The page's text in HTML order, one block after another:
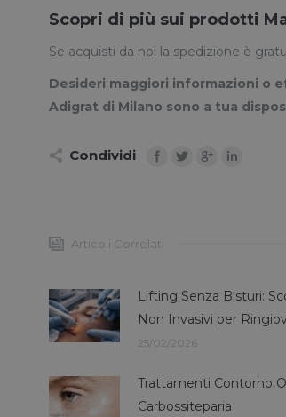
Scopri di più sui prodotti
Se acquisti da noi la spedizione è
Desideri maggiori informazioni o
Adigrat di Milano sono a tua
Condividi
Articoli Correlati
Lifting Senza Bisturi:
Non Invasivi per
25/02/2026
Trattamenti Contorno
Carbossiteparia